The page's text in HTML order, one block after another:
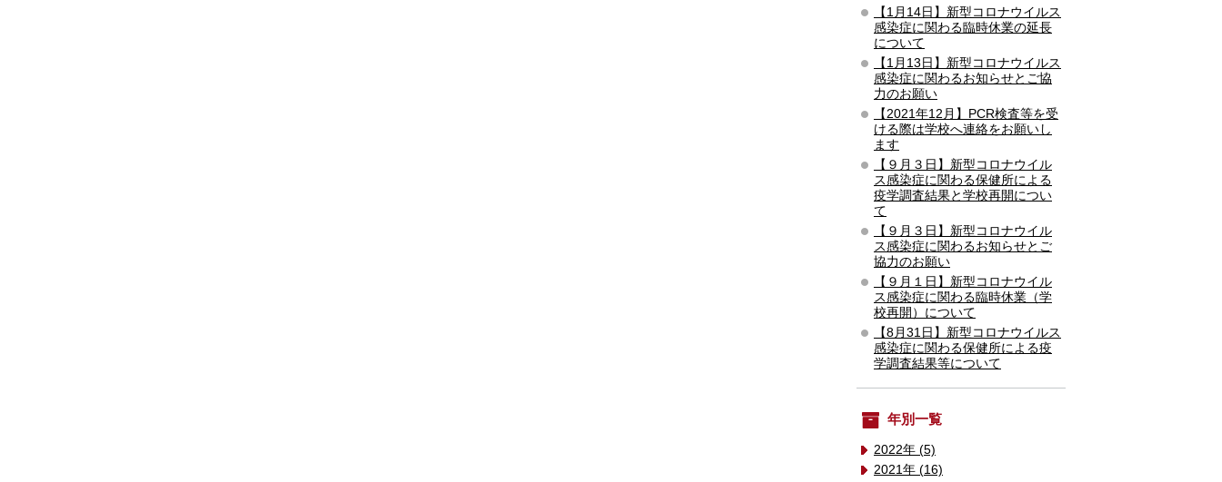
【1月14日】新型コロナウイルス
感染症に関わる臨時休業の延長
について
【1月13日】新型コロナウイルス
感染症に関わるお知らせとご協
力のお願い
【2021年12月】PCR検査等を受
ける際は学校へ連絡をお願いし
ます
【９月３日】新型コロナウイル
ス感染症に関わる保健所による
疫学調査結果と学校再開につい
て
【９月３日】新型コロナウイル
ス感染症に関わるお知らせとご
協力のお願い
【９月１日】新型コロナウイル
ス感染症に関わる臨時休業（学
校再開）について
【8月31日】新型コロナウイルス
感染症に関わる保健所による疫
学調査結果等について
年別一覧
2022年 (5)
2021年 (16)